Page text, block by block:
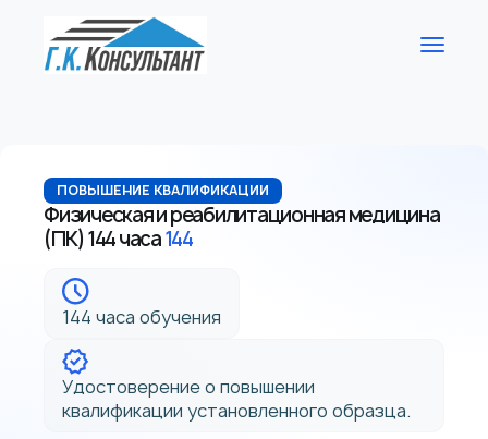
ПОВЫШЕНИЕ КВАЛИФИКАЦИИ
Физическая и реабилитационная медицина
(ПК) 144 часа144
144 часа обучения
Удостоверение о повышении
квалификации установленного образца.